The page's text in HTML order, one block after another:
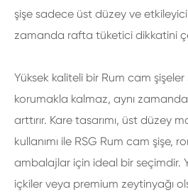
şişe sadece üst düzey ve
zamanda rafta tüketici dikkatini
Yüksek kaliteli bir Rum cam
korumakla kalmaz, aynı
arttırır. Kare tasarımı, üst düzey
kullanımı ile RSG Rum cam şişe,
ambalajlar için ideal bir seçimdir.
içkiler veya premium zeytinyağı